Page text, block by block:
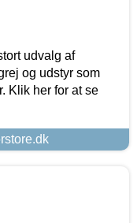
udvalg af
og udstyr som
Klik her for at se